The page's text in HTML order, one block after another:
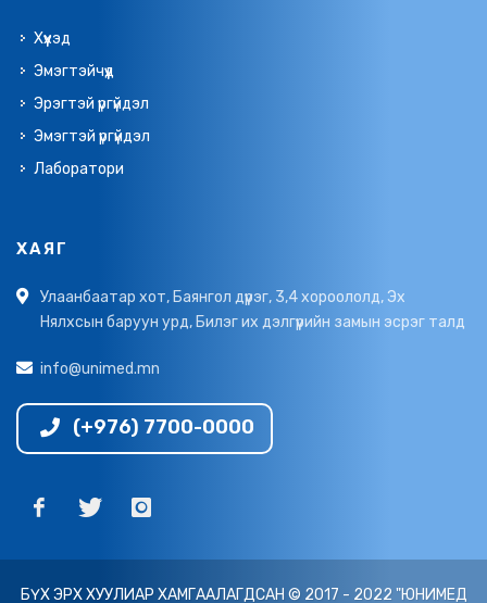
Хүүхэд
Эмэгтэйчүүд
Эрэгтэй үргүйдэл
Эмэгтэй үргүйдэл
Лаборатори
ХАЯГ
Улаанбаатар хот, Баянгол дүүрэг, 3,4 хороололд, Эх
Нялхсын баруун урд, Билэг их дэлгүүрийн замын эсрэг талд
info@unimed.mn
(+976) 7700-0000
БҮХ ЭРХ ХУУЛИАР ХАМГААЛАГДСАН © 2017 - 2022 "ЮНИМЕД